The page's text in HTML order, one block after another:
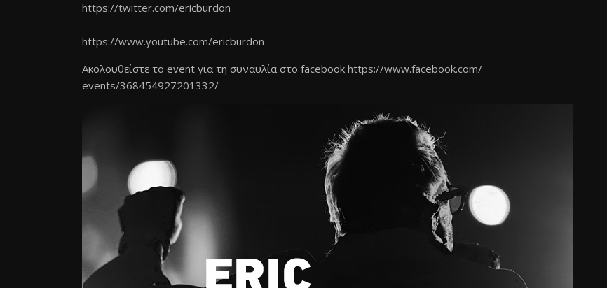
https://twitter.com/ericburdon
https://www.youtube.com/ericburdon
Ακολουθείστε το event για τη συναυλία στο facebook https://www.facebook.com/
events/368454927201332/